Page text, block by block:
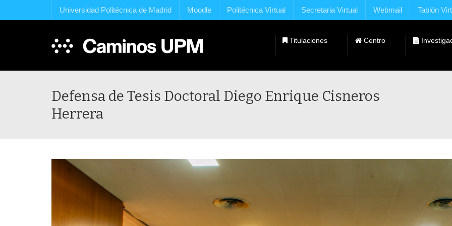
Universidad Politécnica de Madrid Moodle Politécnica Virtual Secretaria Virtual Webmail Tablón
Titulaciones Centro
Defensa de Tesis Doctoral Diego Enrique Cisneros
Herrera